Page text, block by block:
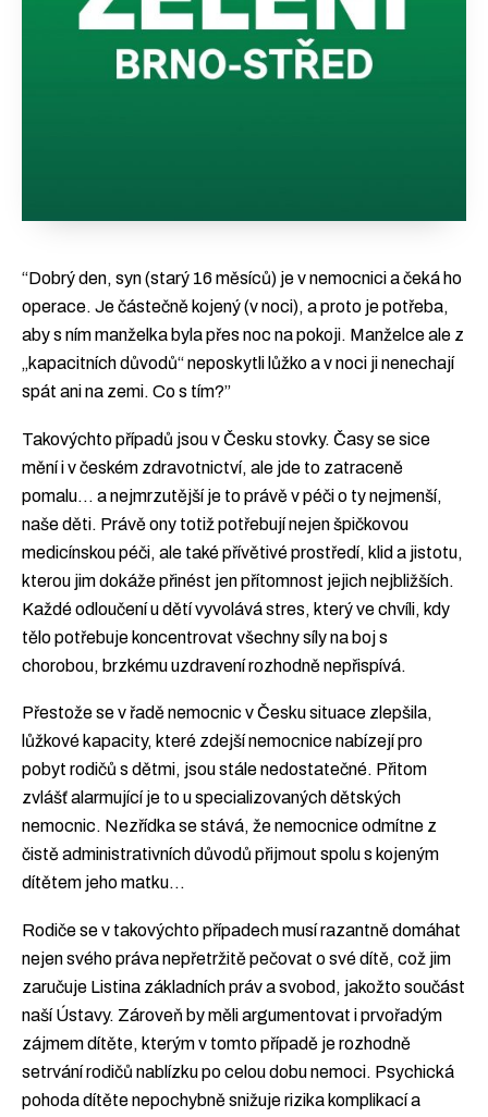
“Dobrý den, syn (starý 16 měsíců) je v nemocnici a čeká ho
operace. Je částečně kojený (v noci), a proto je potřeba,
aby s ním manželka byla přes noc na pokoji. Manželce ale z
„kapacitních důvodů“ neposkytli lůžko a v noci ji nenechají
spát ani na zemi. Co s tím?”
Takovýchto případů jsou v Česku stovky. Časy se sice
mění i v českém zdravotnictví, ale jde to zatraceně
pomalu… a nejmrzutější je to právě v péči o ty nejmenší,
naše děti. Právě ony totiž potřebují nejen špičkovou
medicínskou péči, ale také přívětivé prostředí, klid a jistotu,
kterou jim dokáže přinést jen přítomnost jejich nejbližších.
Každé odloučení u dětí vyvolává stres, který ve chvíli, kdy
tělo potřebuje koncentrovat všechny síly na boj s
chorobou, brzkému uzdravení rozhodně nepřispívá.
Přestože se v řadě nemocnic v Česku situace zlepšila,
lůžkové kapacity, které zdejší nemocnice nabízejí pro
pobyt rodičů s dětmi, jsou stále nedostatečné. Přitom
zvlášť alarmující je to u specializovaných dětských
nemocnic. Nezřídka se stává, že nemocnice odmítne z
čistě administrativních důvodů přijmout spolu s kojeným
dítětem jeho matku…
Rodiče se v takovýchto případech musí razantně domáhat
nejen svého práva nepřetržitě pečovat o své dítě, což jim
zaručuje Listina základních práv a svobod, jakožto součást
naší Ústavy. Zároveň by měli argumentovat i prvořadým
zájmem dítěte, kterým v tomto případě je rozhodně
setrvání rodičů nablízku po celou dobu nemoci. Psychická
pohoda dítěte nepochybně snižuje rizika komplikací a